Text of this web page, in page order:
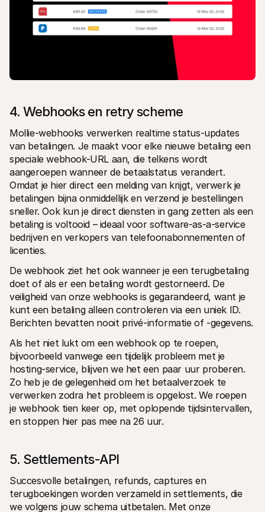
4. Webhooks en retry scheme
Mollie-webhooks verwerken realtime status-updates
van betalingen. Je maakt voor elke nieuwe betaling een
speciale webhook-URL aan, die telkens wordt
aangeroepen wanneer de betaalstatus verandert.
Omdat je hier direct een melding van krijgt, verwerk je
betalingen bijna onmiddellijk en verzend je bestellingen
sneller. Ook kun je direct diensten in gang zetten als een
betaling is voltooid – ideaal voor software-as-a-service
bedrijven en verkopers van telefoonabonnementen of
licenties.
De webhook ziet het ook wanneer je een terugbetaling
doet of als er een betaling wordt gestorneerd. De
veiligheid van onze webhooks is gegarandeerd, want je
kunt een betaling alleen controleren via een uniek ID.
Berichten bevatten nooit privé-informatie of -gegevens.
Als het niet lukt om een webhook op te roepen,
bijvoorbeeld vanwege een tijdelijk probleem met je
hosting-service, blijven we het een paar uur proberen.
Zo heb je de gelegenheid om het betaalverzoek te
verwerken zodra het probleem is opgelost. We roepen
je webhook tien keer op, met oplopende tijdsintervallen,
en stoppen hier pas mee na 26 uur.
5. Settlements-API
Succesvolle betalingen, refunds, captures en
terugboekingen worden verzameld in settlements, die
we volgens jouw schema uitbetalen. Met onze